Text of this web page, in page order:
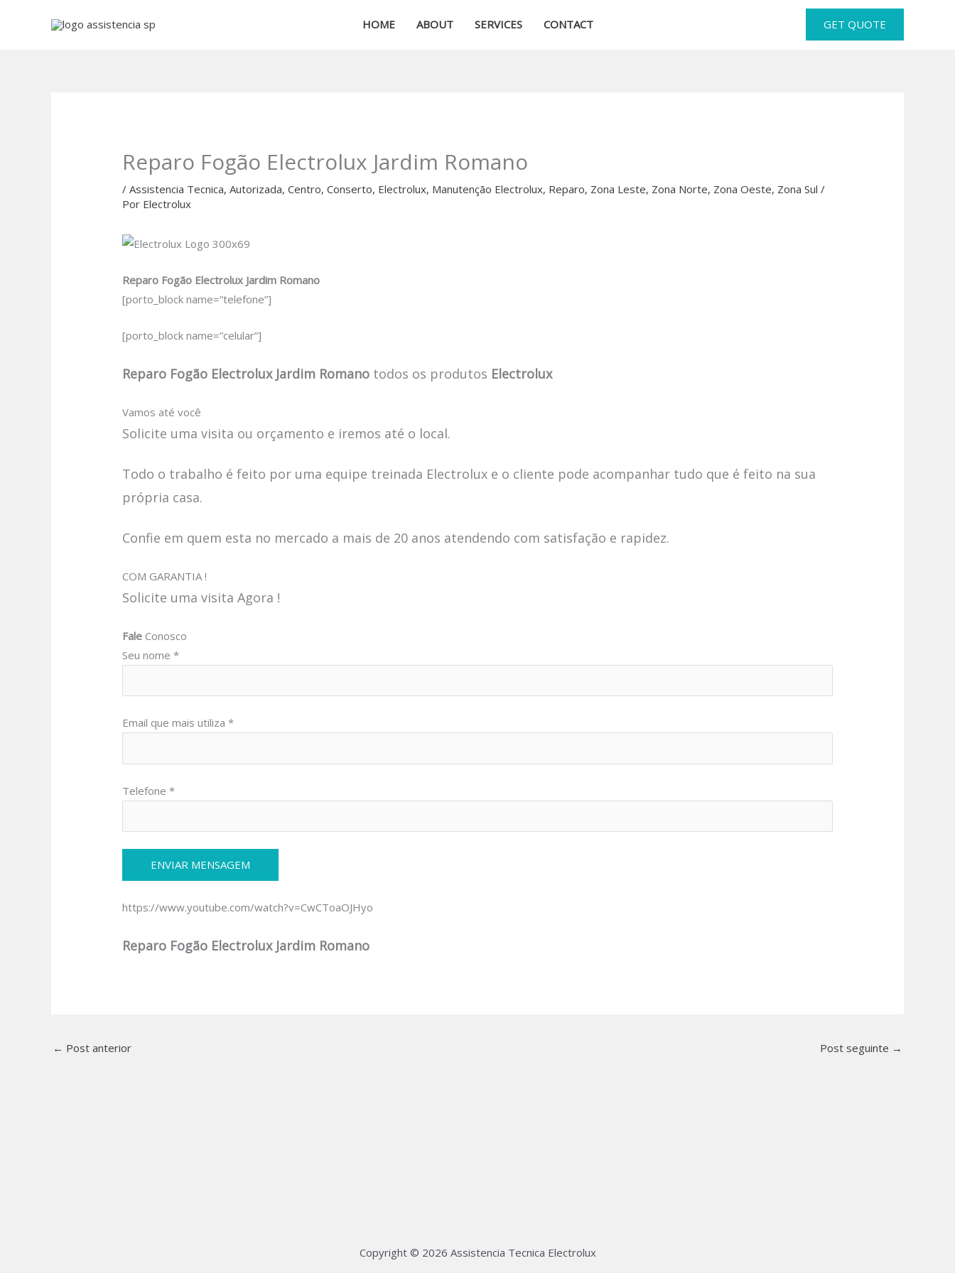
HOME ABOUT SERVICES CONTACT GET QUOTE
Reparo Fogão Electrolux Jardim Romano
/Assistencia Tecnica,Autorizada,Centro,Conserto, Electrolux, Manutenção Electrolux, Reparo, Zona Leste, Zona Norte, Zona Oeste, Zona Sul /
Por Electrolux
Reparo Fogão Electrolux Jardim Romano
[porto_block name=”telefone”]
[porto_block name=”celular”]
Reparo Fogão Electrolux Jardim Romano todos os produtos Electrolux
Vamos até você
Solicite uma visita ou orçamento e iremos até o local.
Todo o trabalho é feito por uma equipe treinada Electrolux e o cliente pode acompanhar tudo que é feito na sua
própria casa.
Confie em quem esta no mercado a mais de 20 anos atendendo com satisfação e rapidez.
COM GARANTIA !
Solicite uma visita Agora !
Fale Conosco
Seu nome *
Email que mais utiliza *
Telefone *
https://www.youtube.com/watch?v=CwCToaOJHyo
Reparo Fogão Electrolux Jardim Romano
← Post anterior Post seguinte →
Copyright © 2026 Assistencia Tecnica Electrolux